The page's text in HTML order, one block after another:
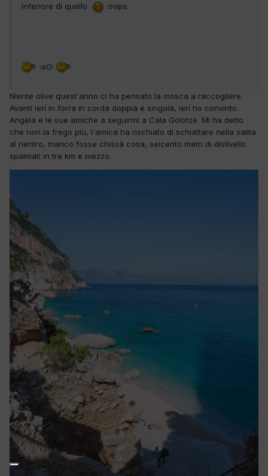
inferiore di quello
:oops:
:oO:
Niente olive quest'anno ci ha pensato la mosca a raccogliere.
Avanti ieri in forra in corda doppia e singola, ieri ho convinto
Angela e le sue amiche a seguirmi a Cala Golotzè. Mi ha detto
che non la frego più, l'amica ha rischiato di schiattare nella salita
al rientro, manco fosse chissà cosa, seicento metri di dislivello
spalmati in tre km e mezzo.